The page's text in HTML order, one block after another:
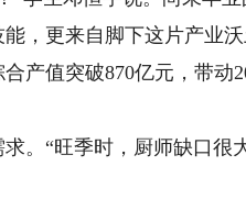
，更来自脚下这片产业沃
值突破870亿元，带动
“旺季时，厨师缺口很